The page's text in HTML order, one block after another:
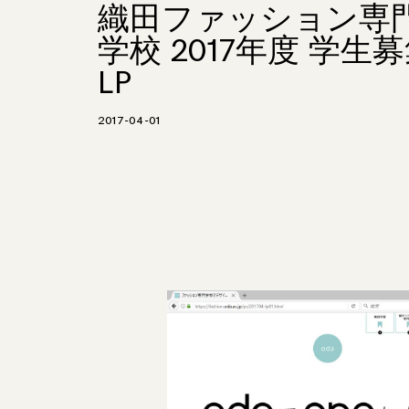
織田ファッション専
学校 2017年度 学生
LP
2017-04-01